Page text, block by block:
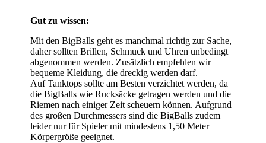
Gut zu wissen:
Mit den BigBalls geht es manchmal richtig zur Sache,
daher sollten Brillen, Schmuck und Uhren unbedingt
abgenommen werden. Zusätzlich empfehlen wir
bequeme Kleidung, die dreckig werden darf.
Auf Tanktops sollte am Besten verzichtet werden, da
die BigBalls wie Rucksäcke getragen werden und die
Riemen nach einiger Zeit scheuern können. Aufgrund
des großen Durchmessers sind die BigBalls zudem
leider nur für Spieler mit mindestens 1,50 Meter
Körpergröße geeignet.